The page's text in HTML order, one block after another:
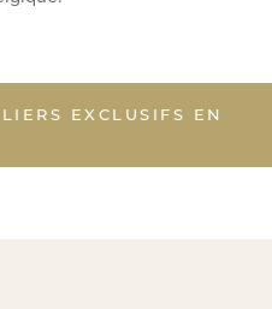
EXCLUSIFS EN